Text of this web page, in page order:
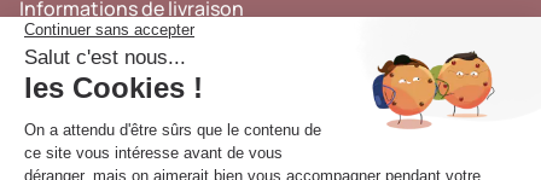
Informations de livraison
Retrait en boutique
Suivi de commande
Nous contacter
FAQ
CGV